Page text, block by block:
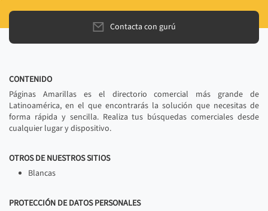
Contacta con gurú
CONTENIDO
Páginas Amarillas es el directorio comercial más grande de
Latinoamérica, en el que encontrarás la solución que necesitas de
forma rápida y sencilla. Realiza tus búsquedas comerciales desde
cualquier lugar y dispositivo.
OTROS DE NUESTROS SITIOS
Blancas
PROTECCIÓN DE DATOS PERSONALES